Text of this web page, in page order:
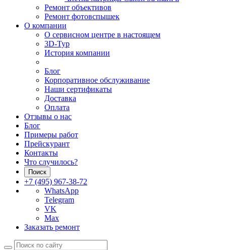
Ремонт объективов
Ремонт фотовспышек
О компании
О сервисном центре в настоящем
3D-Тур
История компании
Блог
Корпоративное обслуживание
Наши сертификаты
Доставка
Оплата
Отзывы о нас
Блог
Примеры работ
Прейскурант
Контакты
Что случилось?
Поиск
+7 (495) 967-38-72
WhatsApp
Telegram
VK
Max
Заказать ремонт